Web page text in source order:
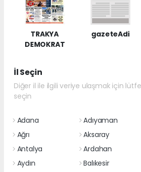
TRAKYA
DEMOKRAT
gazeteAdi
İl Seçin
Diğer il ile ilgili veriye ulaşmak için
seçin
Adana Adıyaman
Ağrı
Aksaray
Antalya
Ardahan
Aydın
Balıkesir